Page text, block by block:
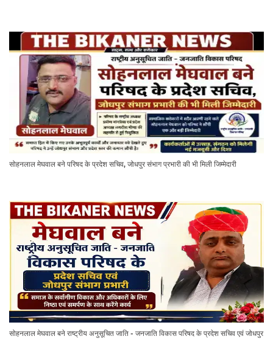
सोहनलाल मेघवाल बने परिषद के प्रदेश सचिव, जोधपुर संभाग प्रभारी की भी मिली जिम्मेदारी
सोहनलाल मेघवाल बने राष्ट्रीय अनुसूचित जाति - जनजाति विकास परिषद के प्रदेश सचिव एवं जोधपुर